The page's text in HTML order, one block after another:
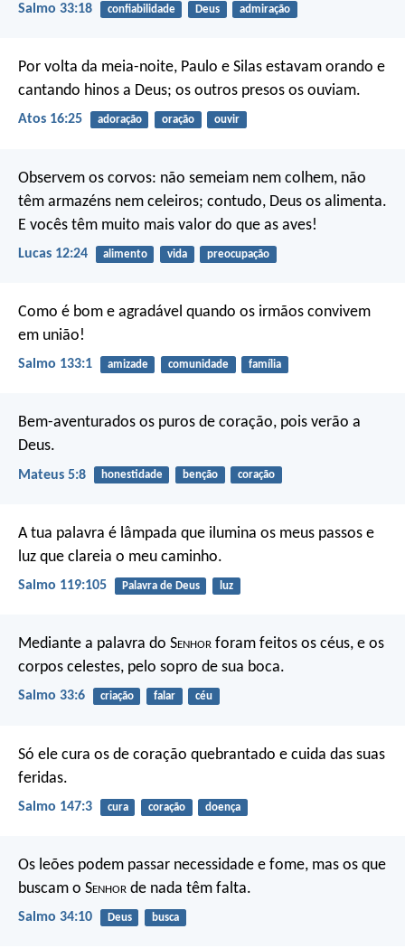
Salmo 33:18 confiabilidade Deus admiração
Por volta da meia-noite, Paulo e Silas estavam orando e
cantando hinos a Deus; os outros presos os ouviam.
Atos 16:25 adoração oração ouvir
Observem os corvos: não semeiam nem colhem, não
têm armazéns nem celeiros; contudo, Deus os alimenta.
E vocês têm muito mais valor do que as aves!
Lucas 12:24 alimento vida preocupação
Como é bom e agradável quando os irmãos convivem
em união!
Salmo 133:1 amizade comunidade família
Bem-aventurados os puros de coração, pois verão a
Deus.
Mateus 5:8 honestidade benção coração
A tua palavra é lâmpada que ilumina os meus passos e
luz que clareia o meu caminho.
Salmo 119:105 Palavra de Deus luz
Mediante a palavra do Senhor foram feitos os céus, e os
corpos celestes, pelo sopro de sua boca.
Salmo 33:6 criação falar céu
Só ele cura os de coração quebrantado e cuida das suas
feridas.
Salmo 147:3 cura coração doença
Os leões podem passar necessidade e fome, mas os que
buscam o Senhor de nada têm falta.
Salmo 34:10 Deus busca